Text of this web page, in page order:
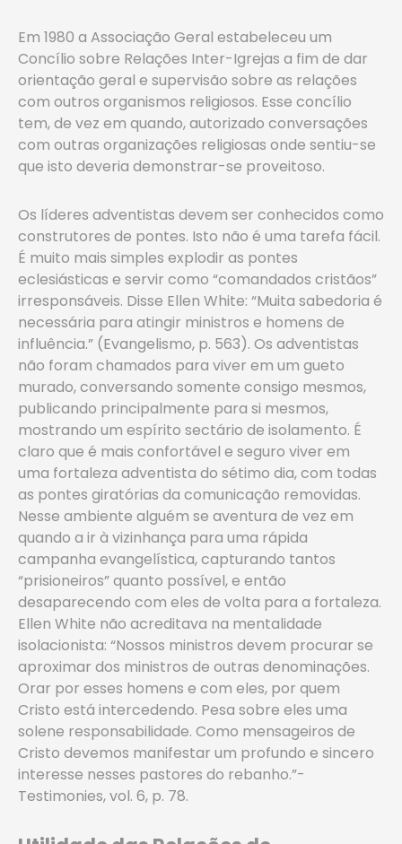
Em 1980 a Associação Geral estabeleceu um
Concílio sobre Relações Inter-Igrejas a fim de dar
orientação geral e supervisão sobre as relações
com outros organismos religiosos. Esse concílio
tem, de vez em quando, autorizado conversações
com outras organizações religiosas onde sentiu-se
que isto deveria demonstrar-se proveitoso.
Os líderes adventistas devem ser conhecidos como
construtores de pontes. Isto não é uma tarefa fácil.
É muito mais simples explodir as pontes
eclesiásticas e servir como “comandados cristãos”
irresponsáveis. Disse Ellen White: “Muita sabedoria é
necessária para atingir ministros e homens de
influência.” (Evangelismo, p. 563). Os adventistas
não foram chamados para viver em um gueto
murado, conversando somente consigo mesmos,
publicando principalmente para si mesmos,
mostrando um espírito sectário de isolamento. É
claro que é mais confortável e seguro viver em
uma fortaleza adventista do sétimo dia, com todas
as pontes giratórias da comunicação removidas.
Nesse ambiente alguém se aventura de vez em
quando a ir à vizinhança para uma rápida
campanha evangelística, capturando tantos
“prisioneiros” quanto possível, e então
desaparecendo com eles de volta para a fortaleza.
Ellen White não acreditava na mentalidade
isolacionista: “Nossos ministros devem procurar se
aproximar dos ministros de outras denominações.
Orar por esses homens e com eles, por quem
Cristo está intercedendo. Pesa sobre eles uma
solene responsabilidade. Como mensageiros de
Cristo devemos manifestar um profundo e sincero
interesse nesses pastores do rebanho.”-
Testimonies, vol. 6, p. 78.